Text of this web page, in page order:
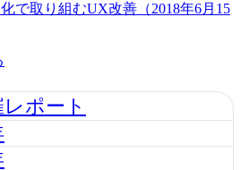
で取り組むUX改善（2018年6月15
ポート